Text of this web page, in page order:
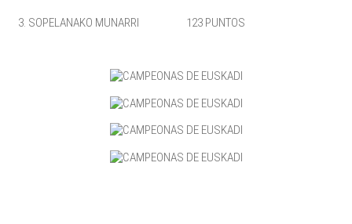
3. SOPELANAKO MUNARRI 123 PUNTOS